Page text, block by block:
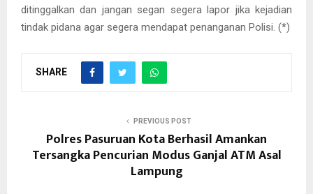
ditinggalkan dan jangan segan segera lapor jika kejadian
tindak pidana agar segera mendapat penanganan Polisi. (*)
SHARE
PREVIOUS POST
Polres Pasuruan Kota Berhasil Amankan
Tersangka Pencurian Modus Ganjal ATM Asal
Lampung